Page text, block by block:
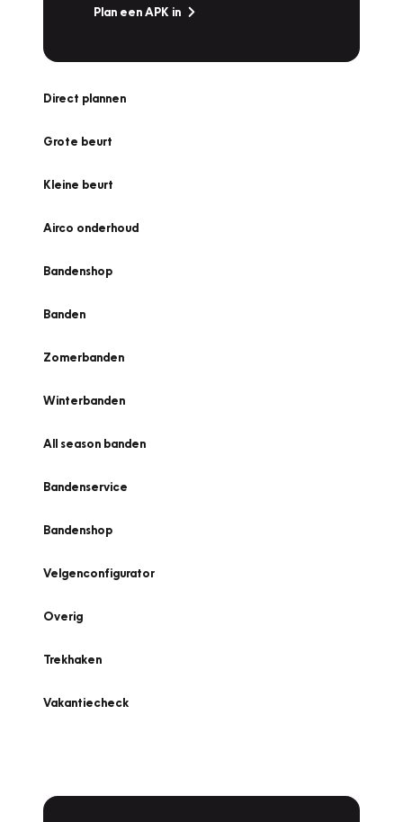
Plan een APK in
Direct plannen
Grote beurt
Kleine beurt
Airco onderhoud
Bandenshop
Banden
Zomerbanden
Winterbanden
All season banden
Bandenservice
Bandenshop
Velgenconfigurator
Overig
Trekhaken
Vakantiecheck